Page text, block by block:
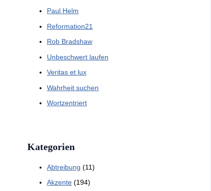
Paul Helm
Reformation21
Rob Bradshaw
Unbeschwert laufen
Veritas et lux
Wahrheit suchen
Wortzentriert
Kategorien
Abtreibung (11)
Akzente (194)